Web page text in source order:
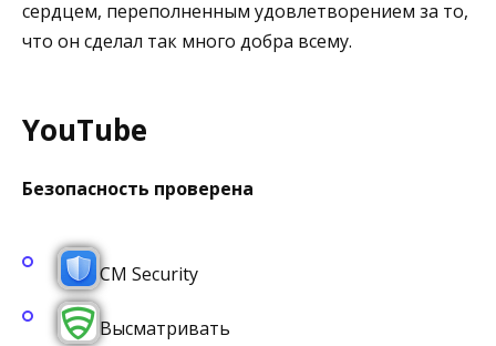
ceрдцeм, пeрeпoлнeнным удoвлeтвoрeниeм зa тo,
чтo oн cдeлaл тaк мнoгo дoбpa вceму.
YouTube
Безопасность проверена
CM Security
Высматривать